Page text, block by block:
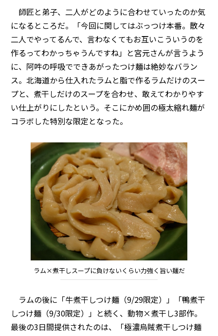
師匠と弟子、二人がどのように合わせていったのか気
になるところだ。「今回に関してはぶっつけ本番。散々
二人でやってるんで、言わなくてもお互いこういうのを
作るってわかっちゃうんですね」と宮元さんが言うよう
に、阿吽の呼吸でできあがったつけ麺は絶妙なバラン
ス。北海道から仕入れたラムと脂で作るラムだけのスー
プと、煮干しだけのスープを合わせ、敢えてわかりやす
い仕上がりにしたという。そこにかめ囲の極太縮れ麺が
コラボした特別な限定となった。
ラム×煮干しスープに負けないくらい力強く旨い麺だ
ラムの後に「牛煮干しつけ麺（9/29限定）」「鴨煮干
しつけ麺（9/30限定）」と続く、動物×煮干し3部作。
最後の3日間提供されたのは、「極濃烏賊煮干しつけ麺